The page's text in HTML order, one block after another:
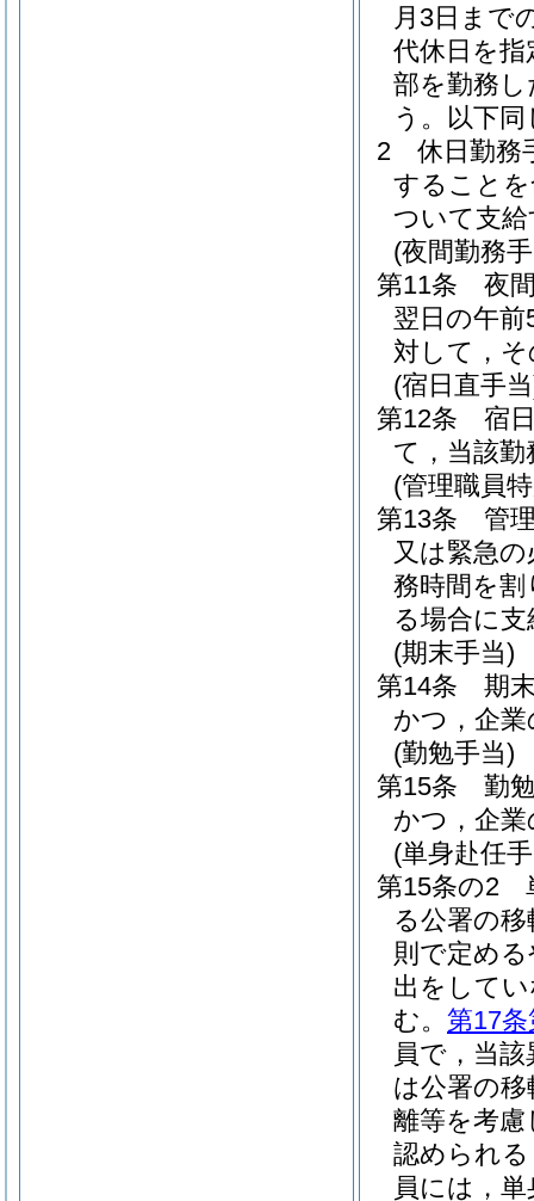
月3日まで
代休日を
部を勤務
う。以下同
2
休日勤務
すること
ついて支
(夜間勤務
第11条
夜
翌日の午
対して，
(宿日直手
第12条
宿
て，当該
(管理職員
第13条
管
又は緊急
務時間を
る場合に
(期末手当)
第14条
期
かつ，企
(勤勉手当)
第15条
勤
かつ，企
(単身赴任
第15条の2
る公署の
則で定め
出をして
む。 第17
員で，当
は公署の
離等を考
認められ
員には，